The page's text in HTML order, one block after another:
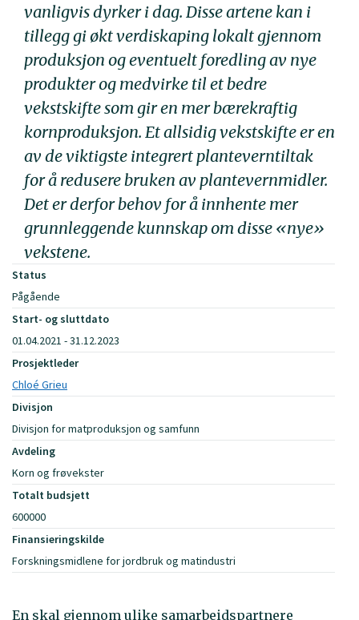
vanligvis dyrker i dag. Disse artene kan i
tillegg gi økt verdiskaping lokalt gjennom
produksjon og eventuelt foredling av nye
produkter og medvirke til et bedre
vekstskifte som gir en mer bærekraftig
kornproduksjon. Et allsidig vekstskifte er en
av de viktigste integrert planteverntiltak
for å redusere bruken av plantevernmidler.
Det er derfor behov for å innhente mer
grunnleggende kunnskap om disse «nye»
vekstene.
Status
Pågående
Start- og sluttdato
01.04.2021 - 31.12.2023
Prosjektleder
Chloé Grieu
Divisjon
Divisjon for matproduksjon og samfunn
Avdeling
Korn og frøvekster
Totalt budsjett
600000
Finansieringskilde
Forskningsmidlene for jordbruk og matindustri
En skal gjennom ulike samarbeidspartnere